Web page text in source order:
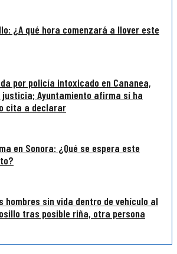
¿A qué hora comenzará a llover este
por policía intoxicado en Cananea,
Ayuntamiento afirma sí ha
cita a declarar
en Sonora: ¿Qué se espera este
hombres sin vida dentro de vehículo al
tras posible riña, otra persona